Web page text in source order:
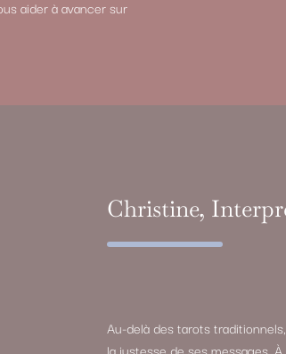
aider à avancer sur
Christine,
Au-delà des tarots